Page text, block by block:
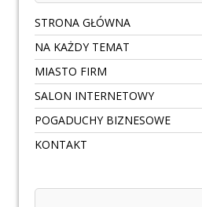
STRONA GŁÓWNA
NA KAŻDY TEMAT
MIASTO FIRM
SALON INTERNETOWY
POGADUCHY BIZNESOWE
KONTAKT